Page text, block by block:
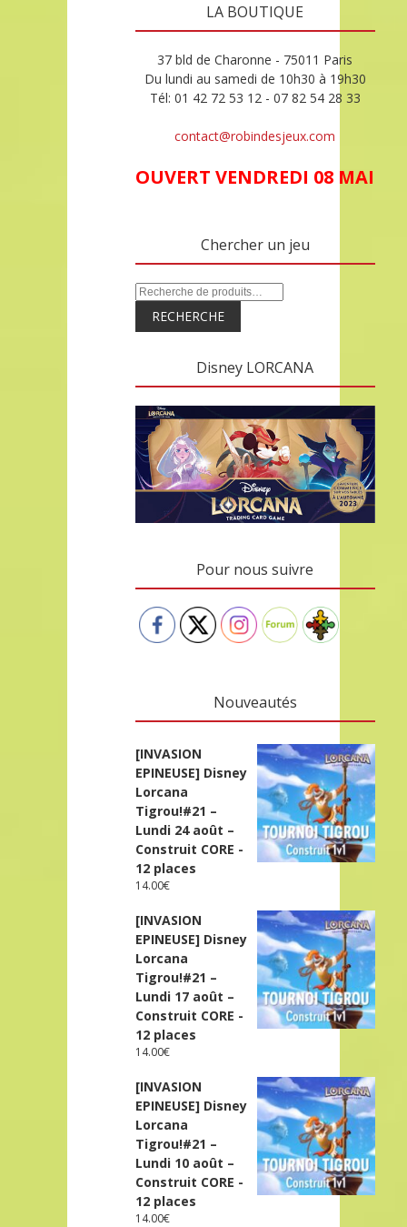
LA BOUTIQUE
37 bld de Charonne - 75011 Paris
Du lundi au samedi de 10h30 à 19h30
Tél: 01 42 72 53 12 - 07 82 54 28 33
contact@robindesjeux.com
OUVERT VENDREDI 08 MAI
Chercher un jeu
RECHERCHE
Disney LORCANA
Pour nous suivre
Nouveautés
[INVASION
EPINEUSE] Disney
Lorcana
Tigrou!#21 –
Lundi 24 août –
Construit CORE -
12 places
14.00€
[INVASION
EPINEUSE] Disney
Lorcana
Tigrou!#21 –
Lundi 17 août –
Construit CORE -
12 places
14.00€
[INVASION
EPINEUSE] Disney
Lorcana
Tigrou!#21 –
Lundi 10 août –
Construit CORE -
12 places
14.00€